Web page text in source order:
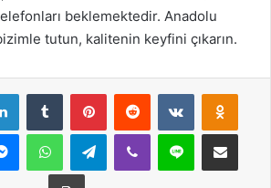
beklemektedir. Anadolu
bizimle tutun, kalitenin keyfini çıkarın.
LinkedInTumblr PinterestReddit VKontakte
MessengerWhatsAppTelegramViber Line E-Posta ile
Yazdır